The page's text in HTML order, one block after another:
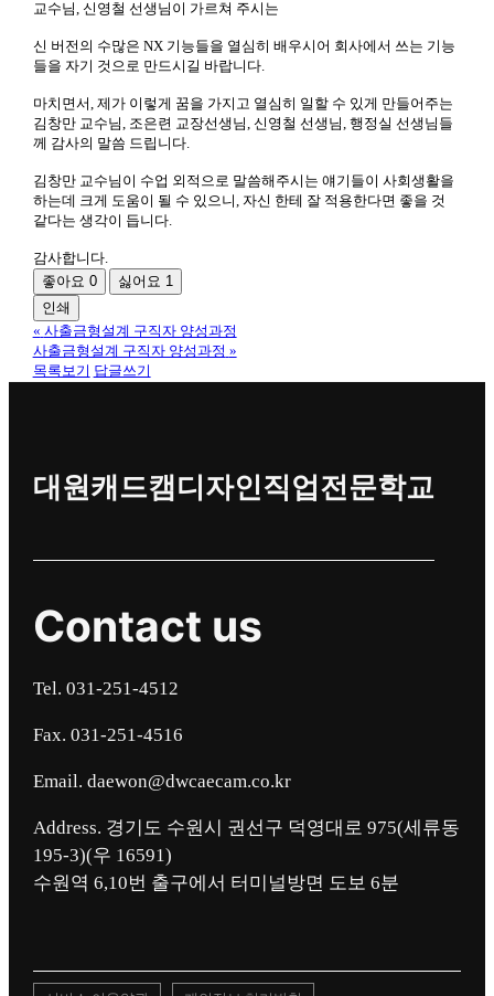
교수님, 신영철 선생님이 가르쳐 주시는
신 버전의 수많은 NX 기능들을 열심히 배우시어 회사에서 쓰는 기능
들을 자기 것으로 만드시길 바랍니다.
마치면서, 제가 이렇게 꿈을 가지고 열심히 일할 수 있게 만들어주는
김창만 교수님, 조은련 교장선생님, 신영철 선생님, 행정실 선생님들
께 감사의 말씀 드립니다.
김창만 교수님이 수업 외적으로 말씀해주시는 얘기들이 사회생활을
하는데 크게 도움이 될 수 있으니, 자신 한테 잘 적용한다면 좋을 것
같다는 생각이 듭니다.
감사합니다.
좋아요 0 싫어요 1
인쇄
« 사출금형설계 구직자 양성과정
사출금형설계 구직자 양성과정 »
목록보기 답글쓰기
대원캐드캠디자인직업전문학교
Contact us
Tel. 031-251-4512
Fax. 031-251-4516
Email. daewon@dwcaecam.co.kr
Address. 경기도 수원시 권선구 덕영대로 975(세류동
195-3)(우 16591)